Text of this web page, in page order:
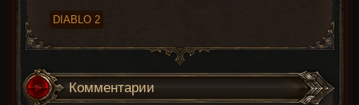
DIABLO 2
Комментарии